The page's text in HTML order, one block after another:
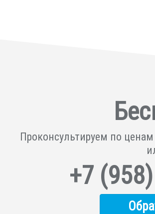
Проконсультируем по
+7 (958)